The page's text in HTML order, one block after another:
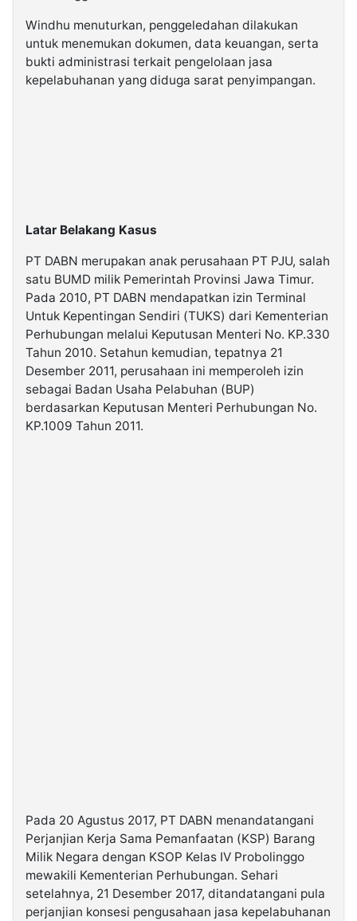
Windhu menuturkan, penggeledahan dilakukan
untuk menemukan dokumen, data keuangan, serta
bukti administrasi terkait pengelolaan jasa
kepelabuhanan yang diduga sarat penyimpangan.
Latar Belakang Kasus
PT DABN merupakan anak perusahaan PT PJU, salah
satu BUMD milik Pemerintah Provinsi Jawa Timur.
Pada 2010, PT DABN mendapatkan izin Terminal
Untuk Kepentingan Sendiri (TUKS) dari Kementerian
Perhubungan melalui Keputusan Menteri No. KP.330
Tahun 2010. Setahun kemudian, tepatnya 21
Desember 2011, perusahaan ini memperoleh izin
sebagai Badan Usaha Pelabuhan (BUP)
berdasarkan Keputusan Menteri Perhubungan No.
KP.1009 Tahun 2011.
Pada 20 Agustus 2017, PT DABN menandatangani
Perjanjian Kerja Sama Pemanfaatan (KSP) Barang
Milik Negara dengan KSOP Kelas IV Probolinggo
mewakili Kementerian Perhubungan. Sehari
setelahnya, 21 Desember 2017, ditandatangani pula
perjanjian konsesi pengusahaan jasa kepelabuhanan